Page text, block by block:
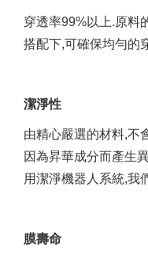
穿透率99%以上.原料
搭配下,可確保均勻的
潔淨性
由精心嚴選的材料,不
因為昇華成分而產生
用潔淨機器人系統,我
膜壽命